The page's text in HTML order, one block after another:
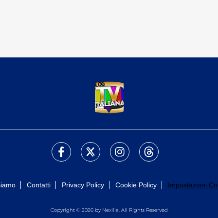
Contatti Privacy Policy Cookie Policy Impostazioni
Copyright © 2026 by Nexilia. All Rights Reserved